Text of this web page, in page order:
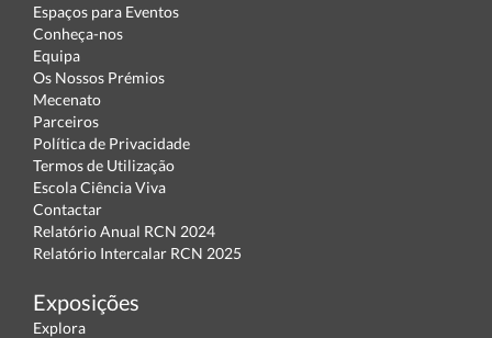
Espaços para Eventos
Conheça-nos
Equipa
Os Nossos Prémios
Mecenato
Parceiros
Política de Privacidade
Termos de Utilização
Escola Ciência Viva
Contactar
Relatório Anual RCN 2024
Relatório Intercalar RCN 2025
Exposições
Explora